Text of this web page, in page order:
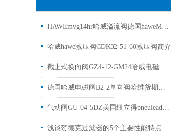
HAWEmvg14hr哈威溢流阀德国haweMVG系列
哈威hawe减压阀CDK32-51-60减压阀简介
截止式换向阀GZ4-12-GM24哈威电磁阀质保一年
德国哈威电磁阀B2-2单向阀哈维货期短欢迎选购
气动阀GU-04-5DZ美国纽立得pneulead有库存
浅谈贺德克过滤器的5个主要性能特点